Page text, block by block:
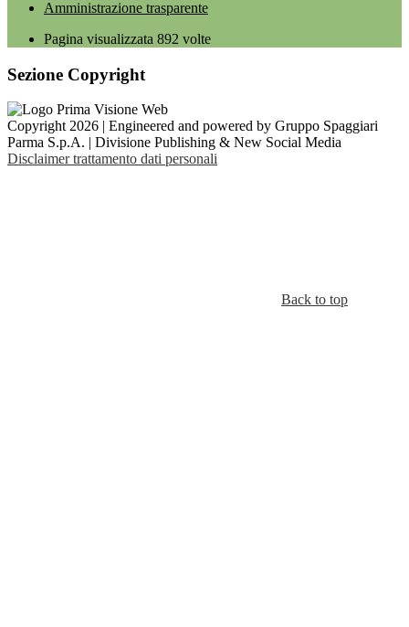
Amministrazione trasparente
Pagina visualizzata 892 volte
Sezione Copyright
Copyright 2026 | Engineered and powered by Gruppo Spaggiari
Parma S.p.A. | Divisione Publishing & New Social Media
Disclaimer trattamento dati personali
Back to top